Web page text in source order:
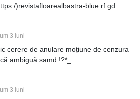
)revistafloarealbastra-blue.rf.gd :
3 luni
cerere de anulare moțiune de cenzura
ambiguă samd !?*_:
3 luni